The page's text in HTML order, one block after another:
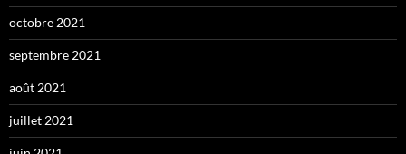
octobre 2021
septembre 2021
août 2021
juillet 2021